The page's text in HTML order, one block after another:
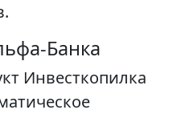
Банка
Инвесткопилка